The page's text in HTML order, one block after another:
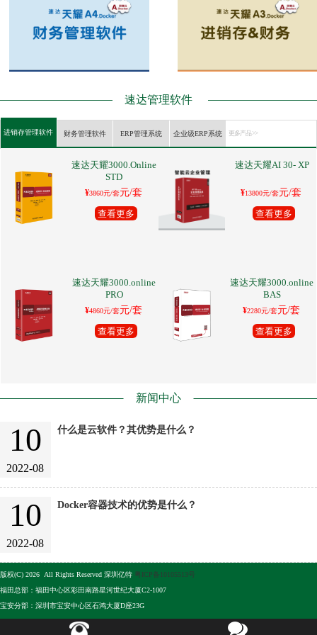
速达管理软件
进销存管理软件 财务管理软件 ERP管理系统 企业级ERP系统 更多产品 >>
速达天耀3000.Online
STD
¥3860元/套元/套
查看更多
速达天耀AI 30- XP
¥13800元/套元/套
查看更多
速达天耀3000.online
PRO
¥4860元/套元/套
查看更多
速达天耀3000.online
BAS
¥2280元/套元/套
查看更多
新闻中心
10
2022-08
什么是云软件？其优势是什么？
10
2022-08
Docker容器技术的优势是什么？
版权(C) 2026 All Rights Reserved 深圳亿特 粤ICP备10105513号
福田总部：福田中心区彩田南路星河世纪大厦C2-1007
宝安分部：深圳市宝安中心区石鸿大厦D座23G